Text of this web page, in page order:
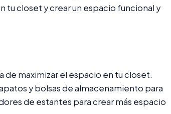
tu closet y crear un espacio funcional y
de maximizar el espacio en tu closet.
y bolsas de almacenamiento para
de estantes para crear más espacio